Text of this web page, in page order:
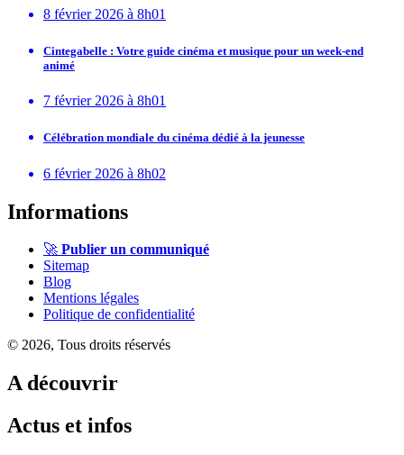
8 février 2026 à 8h01
Cintegabelle : Votre guide cinéma et musique pour un week-end
animé
7 février 2026 à 8h01
Célébration mondiale du cinéma dédié à la jeunesse
6 février 2026 à 8h02
Informations
🚀 Publier un communiqué
Sitemap
Blog
Mentions légales
Politique de confidentialité
© 2026, Tous droits réservés
A découvrir
Actus et infos